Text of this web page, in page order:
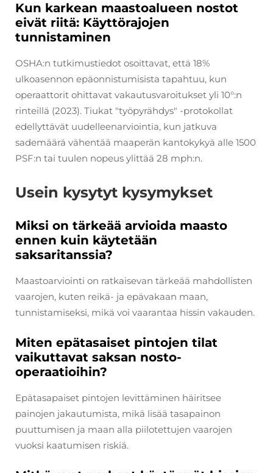
Kun karkean maastoalueen nostot
eivät riitä: Käyttörajojen
tunnistaminen
OSHA:n tutkimustiedot osoittavat, että 18%
ulkoasennon epäonnistumisista tapahtuu, kun
operaattorit ohittavat vakautusvaroitukset yli 10°:n
rinteillä (2023). Tiukat "työpyrähdys" -protokollat
edellyttävät uudelleenarviointia, kun jatkuva
sademäärä vähentää maaperän kantokykyä alle 1500
PSF:n tai tuulen nopeus ylittää 28 mph:n.
Usein kysytyt kysymykset
Miksi on tärkeää arvioida maasto
ennen kuin käytetään
saksaritanssia?
Maastoarviointi on ratkaisevan tärkeää mahdollisten
vaarojen, kuten reikä- ja epävakaan maan,
tunnistamiseksi, mikä voi vaarantaa hissin vakauden.
Miten epätasaiset pintojen tilat
vaikuttavat saksan nosto-
operaatioihin?
Epätasapaiset pintojen levittäminen häiritsee
painojen jakautumista, mikä lisää tasapainon
puuttumisen ja maan alla piilotettujen vaarojen
vuoksi kaatumisen riskiä.